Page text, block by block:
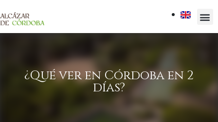
¿Qué ver en Córdoba en 2
días?